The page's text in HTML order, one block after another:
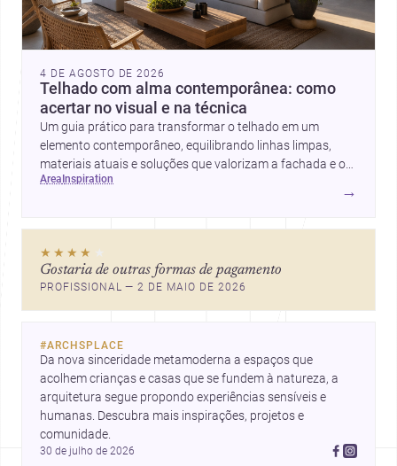
4 DE AGOSTO DE 2026
Telhado com alma contemporânea: como
acertar no visual e na técnica
Um guia prático para transformar o telhado em um
elemento contemporâneo, equilibrando linhas limpas,
materiais atuais e soluções que valorizam a fachada e o
conforto da casa.
area inspiration
→
★★★★ ★
Gostaria de outras formas de pagamento
PROFISSIONAL — 2 DE MAIO DE 2026
#ARCHSPLACE
Da nova sinceridade metamoderna a espaços que
acolhem crianças e casas que se fundem à natureza, a
arquitetura segue propondo experiências sensíveis e
humanas. Descubra mais inspirações, projetos e
comunidade.
30 de julho de 2026